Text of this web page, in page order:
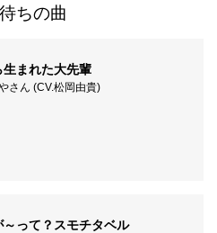
ちの曲
生まれた大先輩
さん (CV.松岡由貴)
～って？スモチタベル